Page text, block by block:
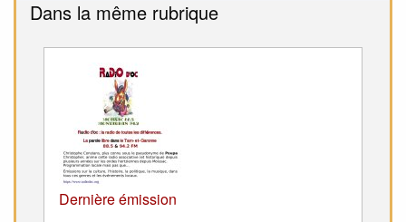
Dans la même rubrique
Dernière émission